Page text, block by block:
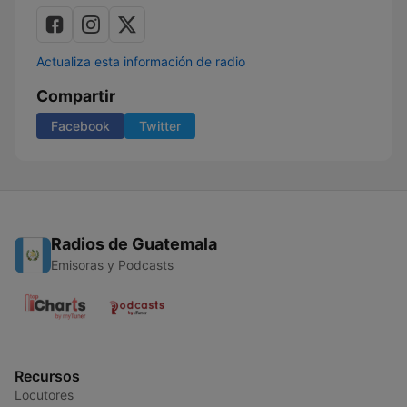
Actualiza esta información de radio
Compartir
Facebook Twitter
Radios de Guatemala
Emisoras y Podcasts
Recursos
Locutores